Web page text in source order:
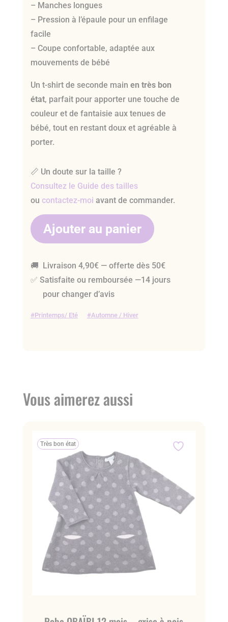
– Manches longues
– Pression à l’épaule pour un enfilage
facile
– Coupe confortable, adaptée aux
mouvements de bébé
Un t-shirt de seconde main en très bon
état, parfait pour apporter une touche de
couleur et de fantaisie aux tenues de
bébé, tout en restant doux et agréable à
porter.
📏 Un doute sur la taille ?
Consultez le Guide des tailles
ou contactez-moi avant de commander.
Ajouter au panier
🚚 Livraison 4,90€ — offerte dès 50€
✅ Satisfaite ou remboursée —14 jours
pour changer d’avis
Printemps/ Eté Automne / Hiver
Vous aimerez aussi
Très bon état